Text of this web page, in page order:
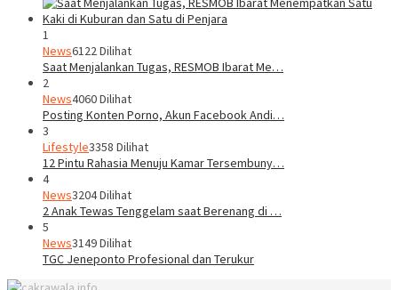
1
News6122 Dilihat
Saat Menjalankan Tugas, RESMOB Ibarat Me…
2
News4060 Dilihat
Posting Konten Porno, Akun Facebook Andi…
3
Lifestyle3358 Dilihat
12 Pintu Rahasia Menuju Kamar Tersembuny…
4
News3204 Dilihat
2 Anak Tewas Tenggelam saat Berenang di …
5
News3149 Dilihat
TGC Jeneponto Profesional dan Terukur